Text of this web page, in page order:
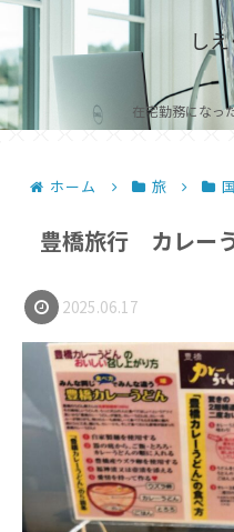
し
在宅勤務になっ
ホーム 旅
豊橋旅行 カレー
2025.06.17